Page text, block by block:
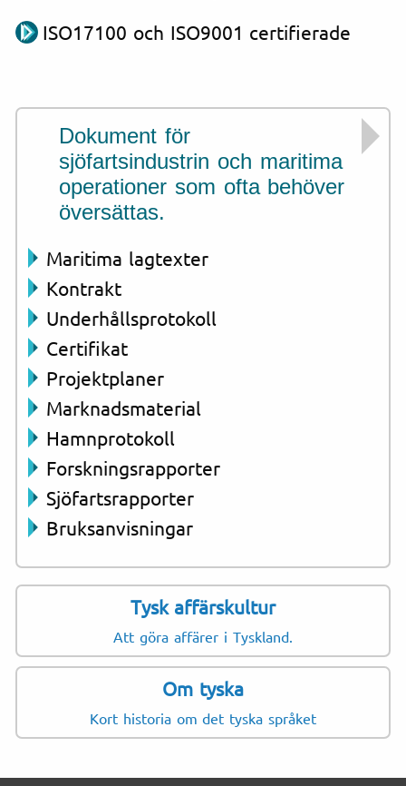
ISO17100 och ISO9001 certifierade
Dokument för
sjöfartsindustrin och maritima
operationer som ofta behöver
översättas.
Maritima lagtexter
Kontrakt
Underhållsprotokoll
Certifikat
Projektplaner
Marknadsmaterial
Hamnprotokoll
Forskningsrapporter
Sjöfartsrapporter
Bruksanvisningar
Tysk affärskultur
Att göra affärer i Tyskland.
Om tyska
Kort historia om det tyska språket